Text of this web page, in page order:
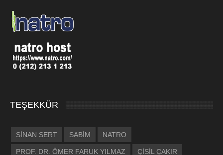
TEŞEKKÜR
SİNAN SERT SABİM NATRO
PROF. DR. ÖMER FARUK YILMAZ ÇİSİL ÇAKIR